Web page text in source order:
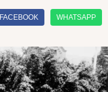
FACEBOOK WHATSAPP